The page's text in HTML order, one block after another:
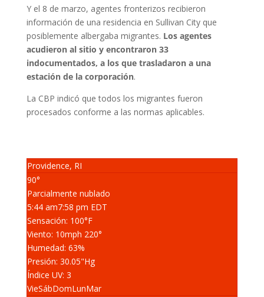
Y el 8 de marzo, agentes fronterizos recibieron
información de una residencia en Sullivan City que
posiblemente albergaba migrantes. Los agentes
acudieron al sitio y encontraron 33
indocumentados, a los que trasladaron a una
estación de la corporación.
La CBP indicó que todos los migrantes fueron
procesados conforme a las normas aplicables.
Providence, RI
90°
Parcialmente nublado
5:44 am7:58 pm EDT
Sensación: 100°F
Viento: 10mph 220°
Humedad: 63%
Presión: 30.05"Hg
Índice UV: 3
VieSábDomLunMar